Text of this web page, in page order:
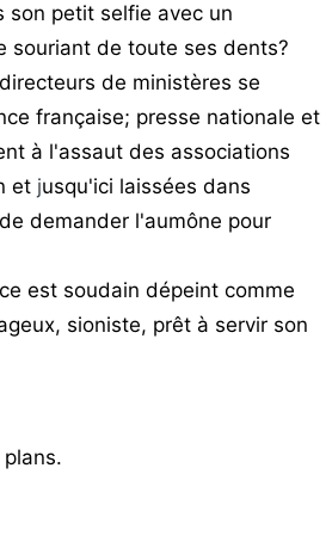
son petit selfie avec un
souriant de toute ses dents?
de ministères se
française; presse nationale et
à l'assaut des associations
et jusqu'ici laissées dans
demander l'aumône pour
est soudain dépeint comme
sioniste, prêt à servir son